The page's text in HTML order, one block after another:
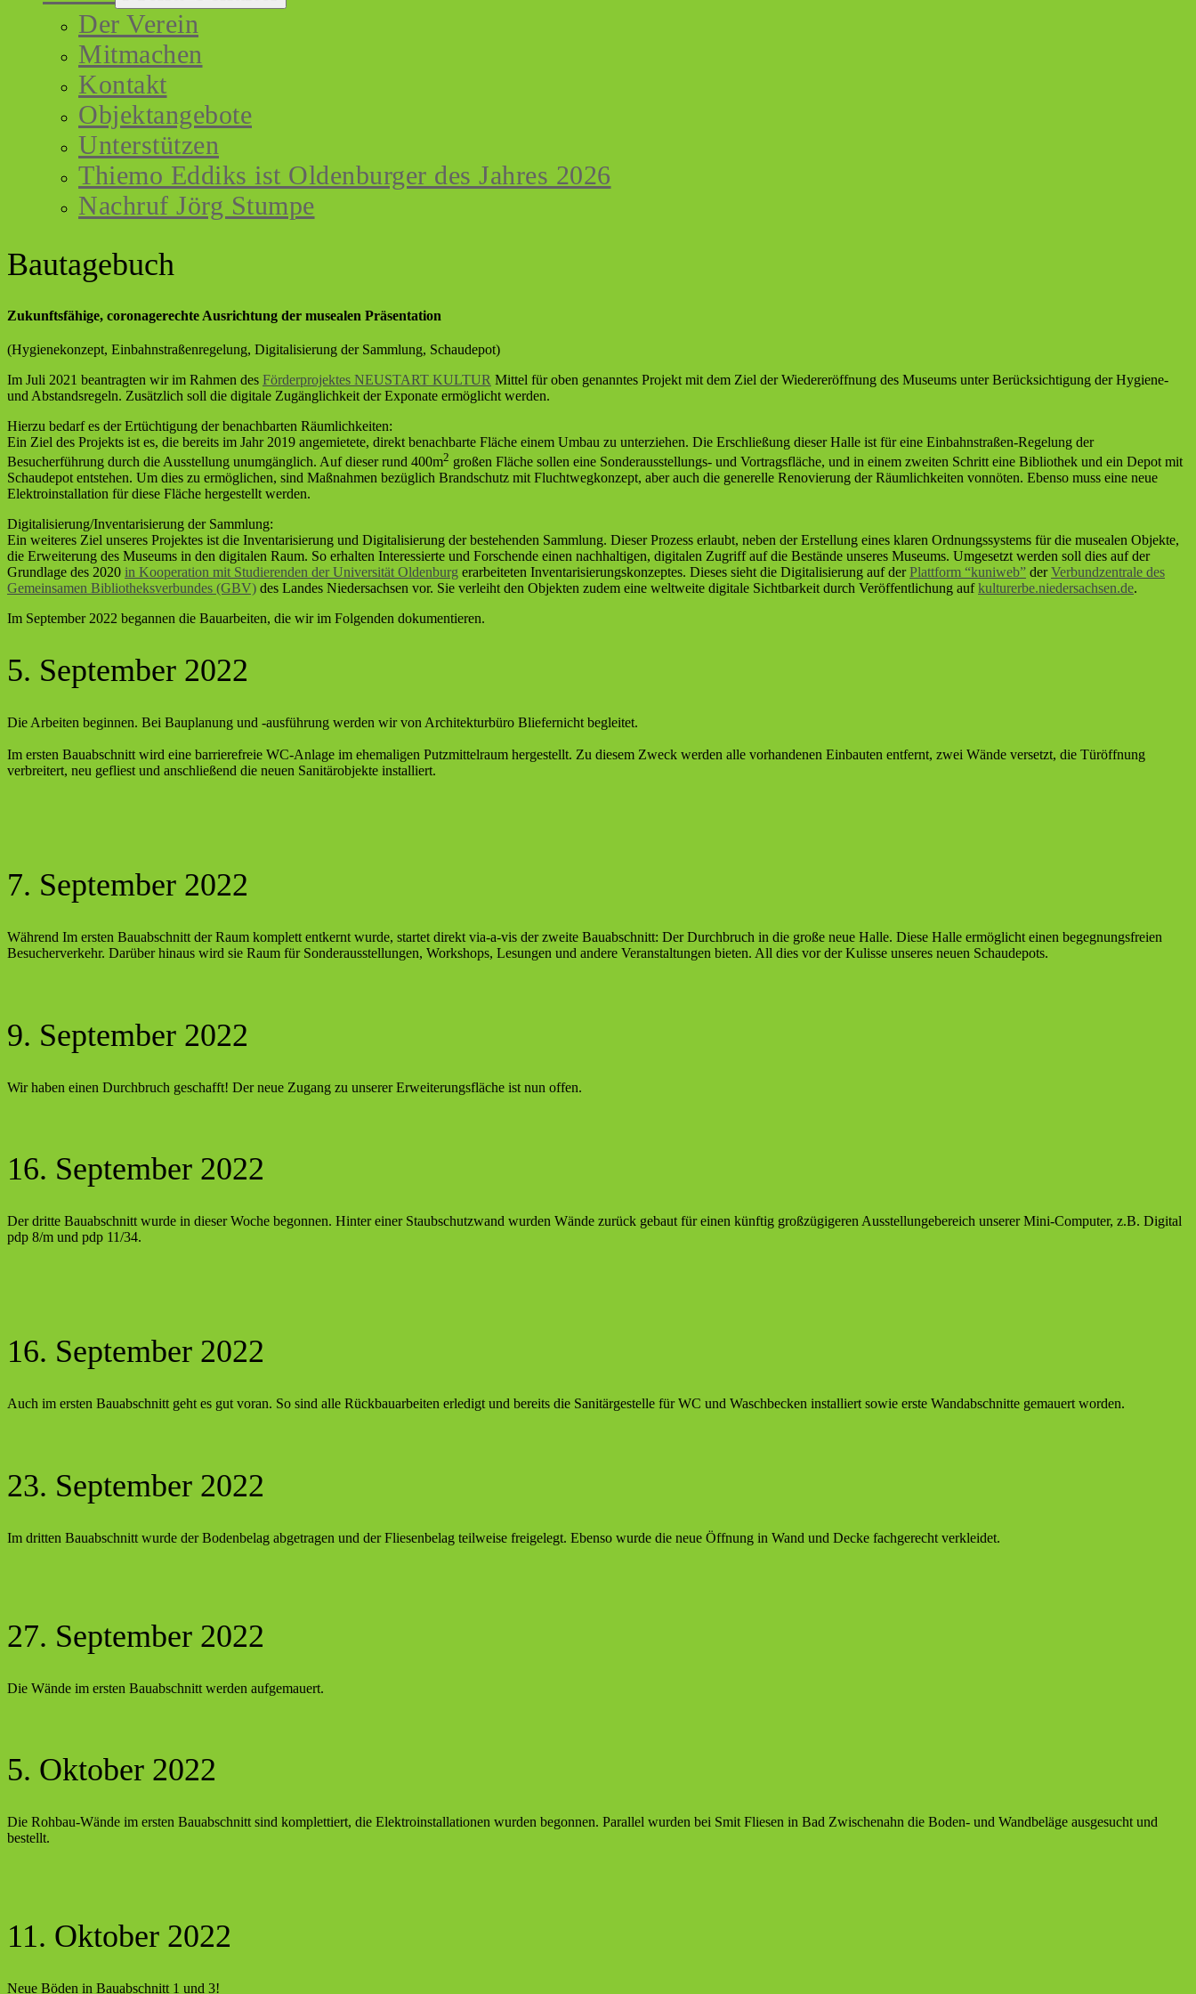
Der Verein
Mitmachen
Kontakt
Objektangebote
Unterstützen
Thiemo Eddiks ist Oldenburger des Jahres 2026
Nachruf Jörg Stumpe
Bautagebuch
Zukunftsfähige, coronagerechte Ausrichtung der musealen Präsentation
(Hygienekonzept, Einbahnstraßenregelung, Digitalisierung der Sammlung, Schaudepot)
Im Juli 2021 beantragten wir im Rahmen des Förderprojektes NEUSTART KULTUR Mittel für oben genanntes Projekt mit dem Ziel der Wiedereröffnung des Museums unter Berücksichtigung der Hygiene-
und Abstandsregeln. Zusätzlich soll die digitale Zugänglichkeit der Exponate ermöglicht werden.
Hierzu bedarf es der Ertüchtigung der benachbarten Räumlichkeiten:
Ein Ziel des Projekts ist es, die bereits im Jahr 2019 angemietete, direkt benachbarte Fläche einem Umbau zu unterziehen. Die Erschließung dieser Halle ist für eine Einbahnstraßen-Regelung der
Besucherführung durch die Ausstellung unumgänglich. Auf dieser rund 400m2 großen Fläche sollen eine Sonderausstellungs- und Vortragsfläche, und in einem zweiten Schritt eine Bibliothek und ein Depot mit
Schaudepot entstehen. Um dies zu ermöglichen, sind Maßnahmen bezüglich Brandschutz mit Fluchtwegkonzept, aber auch die generelle Renovierung der Räumlichkeiten vonnöten. Ebenso muss eine neue
Elektroinstallation für diese Fläche hergestellt werden.
Digitalisierung/Inventarisierung der Sammlung:
Ein weiteres Ziel unseres Projektes ist die Inventarisierung und Digitalisierung der bestehenden Sammlung. Dieser Prozess erlaubt, neben der Erstellung eines klaren Ordnungssystems für die musealen Objekte,
die Erweiterung des Museums in den digitalen Raum. So erhalten Interessierte und Forschende einen nachhaltigen, digitalen Zugriff auf die Bestände unseres Museums. Umgesetzt werden soll dies auf der
Grundlage des 2020 in Kooperation mit Studierenden der Universität Oldenburg erarbeiteten Inventarisierungskonzeptes. Dieses sieht die Digitalisierung auf derPlattform “kuniweb” derVerbundzentrale des
Gemeinsamen Bibliotheksverbundes (GBV) des Landes Niedersachsen vor. Sie verleiht den Objekten zudem eine weltweite digitale Sichtbarkeit durch Veröffentlichung aufkulturerbe.niedersachsen.de.
Im September 2022 begannen die Bauarbeiten, die wir im Folgenden dokumentieren.
5. September 2022
Die Arbeiten beginnen. Bei Bauplanung und -ausführung werden wir von Architekturbüro Bliefernicht begleitet.
Im ersten Bauabschnitt wird eine barrierefreie WC-Anlage im ehemaligen Putzmittelraum hergestellt. Zu diesem Zweck werden alle vorhandenen Einbauten entfernt, zwei Wände versetzt, die Türöffnung
verbreitert, neu gefliest und anschließend die neuen Sanitärobjekte installiert.
7. September 2022
Während Im ersten Bauabschnitt der Raum komplett entkernt wurde, startet direkt via-a-vis der zweite Bauabschnitt: Der Durchbruch in die große neue Halle. Diese Halle ermöglicht einen begegnungsfreien
Besucherverkehr. Darüber hinaus wird sie Raum für Sonderausstellungen, Workshops, Lesungen und andere Veranstaltungen bieten. All dies vor der Kulisse unseres neuen Schaudepots.
9. September 2022
Wir haben einen Durchbruch geschafft! Der neue Zugang zu unserer Erweiterungsfläche ist nun offen.
16. September 2022
Der dritte Bauabschnitt wurde in dieser Woche begonnen. Hinter einer Staubschutzwand wurden Wände zurück gebaut für einen künftig großzügigeren Ausstellungebereich unserer Mini-Computer, z.B. Digital
pdp 8/m und pdp 11/34.
16. September 2022
Auch im ersten Bauabschnitt geht es gut voran. So sind alle Rückbauarbeiten erledigt und bereits die Sanitärgestelle für WC und Waschbecken installiert sowie erste Wandabschnitte gemauert worden.
23. September 2022
Im dritten Bauabschnitt wurde der Bodenbelag abgetragen und der Fliesenbelag teilweise freigelegt. Ebenso wurde die neue Öffnung in Wand und Decke fachgerecht verkleidet.
27. September 2022
Die Wände im ersten Bauabschnitt werden aufgemauert.
5. Oktober 2022
Die Rohbau-Wände im ersten Bauabschnitt sind komplettiert, die Elektroinstallationen wurden begonnen. Parallel wurden bei Smit Fliesen in Bad Zwischenahn die Boden- und Wandbeläge ausgesucht und
bestellt.
11. Oktober 2022
Neue Böden in Bauabschnitt 1 und 3!